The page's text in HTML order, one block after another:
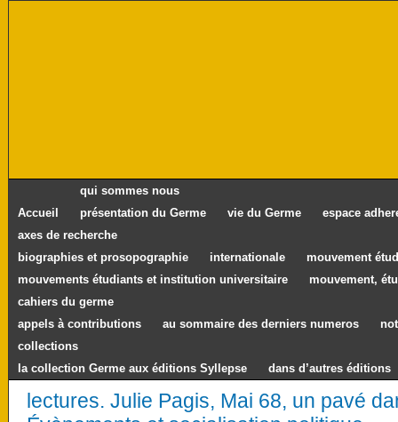
Accueil
qui sommes nous
présentation du Germe
vie du Germe
espace
axes de recherche
biographies et prosopographie
internationale
mouvement
mouvements étudiants et institution universitaire
mouvement,
cahiers du germe
appels à contributions
au sommaire des derniers numeros
collections
la collection Germe aux éditions Syllepse
dans d’autres éditions
lectures. Julie Pagis, Mai 68, un pavé